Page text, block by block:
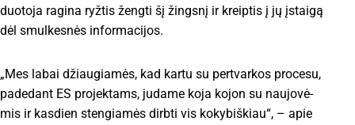
duo­to­ja ra­gi­na ryž­tis ženg­ti šį žings­nį ir kreip­tis į jų įstai­gą
dėl smul­kes­nės in­for­ma­ci­jos.
„Mes la­bai džiau­gia­mės, kad kar­tu su per­tvar­kos pro­ce­su,
pa­de­dant ES pro­jek­tams, ju­da­me ko­ja ko­jon su nau­jo­vė­
mis ir kas­dien sten­gia­mės dirb­ti vis ko­ky­biš­kiau“, – apie